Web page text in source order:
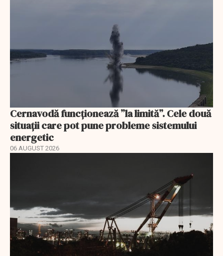
Cernavodă funcționează ”la limită”. Cele două
situații care pot pune probleme sistemului
energetic
06 AUGUST 2026